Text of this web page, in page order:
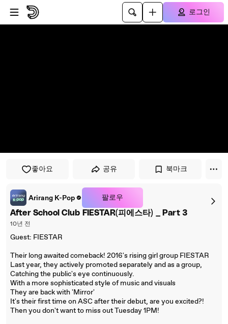
플레이어로 건너뛰기
본문으로 건너뛰기
로그인
좋아요 공유 북마크
Arirang K-Pop 팔로우
After School Club FIESTAR(피에스타) _ Part 3
10년 전
Guest: FIESTAR
Their long awaited comeback! 2016's rising girl group FIESTAR
Last year, they actively promoted separately and as a group,
Catching the public's eye continuously.
With a more sophisticated style of music and visuals
They are back with 'Mirror'
It's their first time on ASC after their debut, are you excited?!
Then you don't want to miss out Tuesday 1PM!